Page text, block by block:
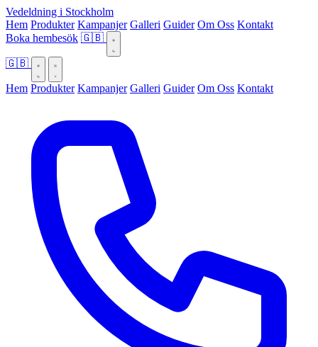
Vedeldning i Stockholm
Hem Produkter Kampanjer Galleri Guider Om Oss Kontakt
Boka hembesök 🇬🇧
🇬🇧
Hem Produkter Kampanjer Galleri Guider Om Oss Kontakt